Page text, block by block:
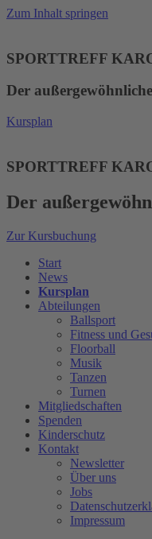
Zum Inhalt springen
SPORTTREFF
Der
Kursplan
SPORTTREFF
Der
Zur Kursbuchung
Start
News
Kursplan
Abteilungen
Ballsport
Fitness und
Floorball
Musik
Tanzen
Turnen
Mitgliedschaften
Spenden
Kinderschutz
Kontakt
Newsletter
Über uns
Jobs
Impressum